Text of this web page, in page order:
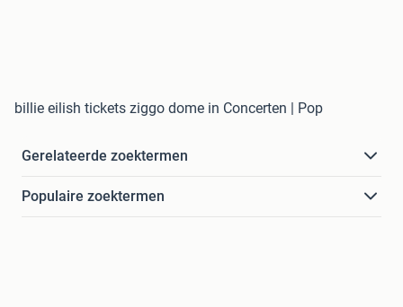
billie eilish tickets ziggo dome in Concerten | Pop
Gerelateerde zoektermen
Populaire zoektermen